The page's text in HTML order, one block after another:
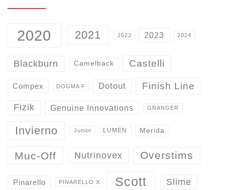
2020 2021 2022 2023 2024
Blackburn Camelback Castelli
Compex DOGMA F Dotout Finish Line
Fizik Genuine Innovations GRANGER
Invierno Junior LUMEN Merida
Muc-Off Nutrinovex Overstims
Pinarello PINARELLO X Scott Slime